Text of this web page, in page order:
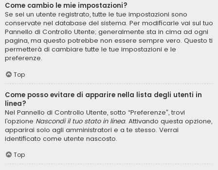
Come cambio le mie impostazioni?
Se sei un utente registrato, tutte le tue impostazioni sono
conservate nel database del sistema. Per modificarle vai sul tuo
Pannello di Controllo Utente; generalmente sta in cima ad ogni
pagina, ma questo potrebbe non essere sempre vero. Questo ti
permetterà di cambiare tutte le tue impostazioni e le
preferenze.
Top
Come posso evitare di apparire nella lista degli utenti in
linea?
Nel Pannello di Controllo Utente, sotto “Preferenze”, trovi
l’opzione Nascondi il tuo stato in linea. Attivando questa opzione,
apparirai solo agli amministratori e a te stesso. Verrai
identificato come utente nascosto.
Top